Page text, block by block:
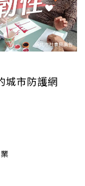
城市防護網